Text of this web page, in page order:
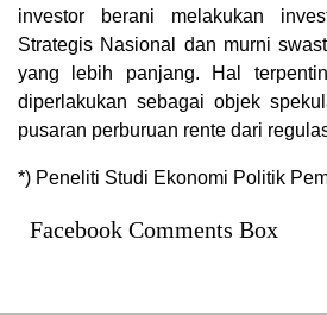
investor berani melakukan
Strategis Nasional dan murni
yang lebih panjang. Hal
diperlakukan sebagai objek
pusaran perburuan rente dari
*) Peneliti Studi Ekonomi Politik
Facebook Comments Box